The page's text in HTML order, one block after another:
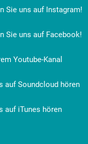
Sie uns auf Instagram!
Sie uns auf Facebook!
Youtube-Kanal
auf Soundcloud hören
auf iTunes hören